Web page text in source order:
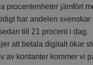
procentenheter jämfört
har andelen
till 21 procent i dag.
att betala digitalt ökar
av kontanter kommer vi